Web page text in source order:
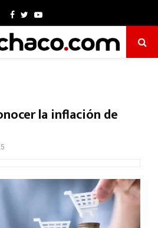
Facebook
TwitterYoutube
la inflación de